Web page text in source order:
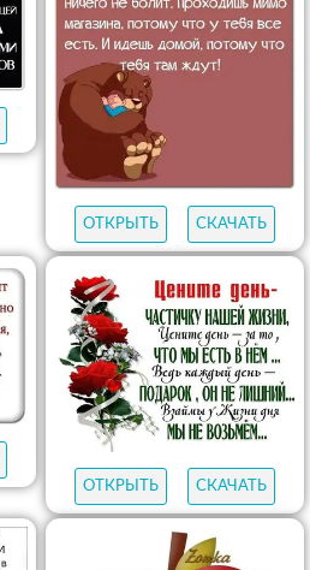
ОТКРЫТЬ СКАЧАТЬ
ОТКРЫТЬ
СКАЧАТЬ